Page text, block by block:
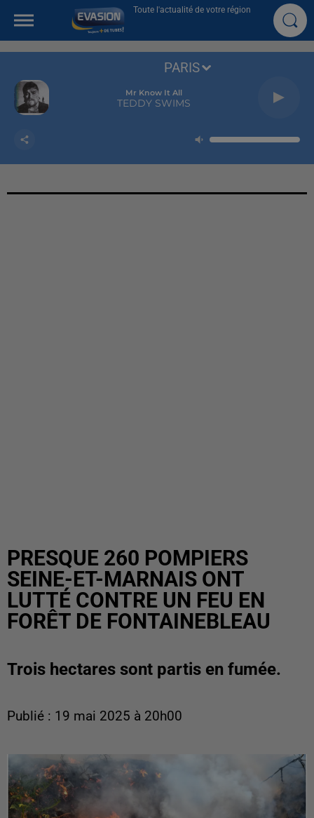
Toute l'actualité de votre région
Mr Know It All
TEDDY SWIMS
PARIS
PRESQUE 260 POMPIERS
SEINE-ET-MARNAIS ONT
LUTTÉ CONTRE UN FEU EN
FORÊT DE FONTAINEBLEAU
Trois hectares sont partis en fumée.
Publié : 19 mai 2025 à 20h00